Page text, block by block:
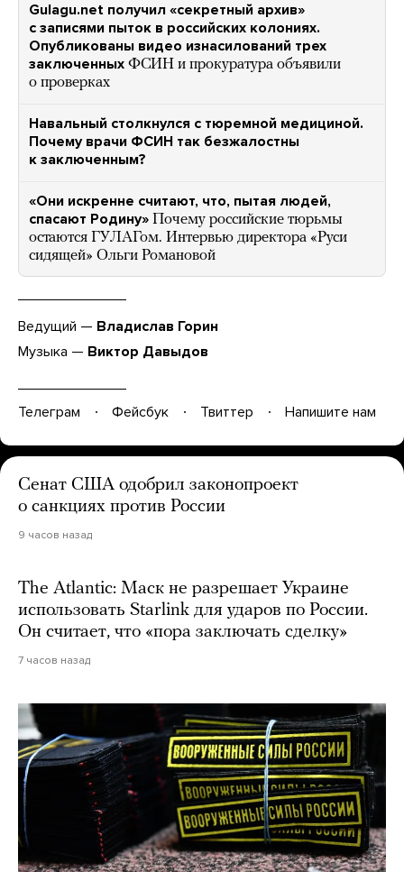
Gulagu.net получил «секретный архив»
с записями пыток в российских колониях.
Опубликованы видео изнасилований трех
заключенных ФСИН и прокуратура объявили
о проверках
Навальный столкнулся с тюремной медициной.
Почему врачи ФСИН так безжалостны
к заключенным?
«Они искренне считают, что, пытая людей,
спасают Родину» Почему российские тюрьмы
остаются ГУЛАГом. Интервью директора «Руси
сидящей» Ольги Романовой
Ведущий — Владислав Горин
Музыка — Виктор Давыдов
Телеграм Фейсбук Твиттер Напишите нам
Сенат США одобрил законопроект
о санкциях против России
9 часов назад
The Atlantic: Маск не разрешает Украине
использовать Starlink для ударов по России.
Он считает, что «пора заключать сделку»
7 часов назад